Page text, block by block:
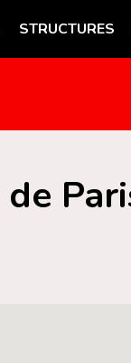
STRUCTURES